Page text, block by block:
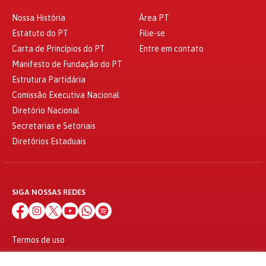
Nossa História
Estatuto do PT
Carta de Princípios do PT
Manifesto de Fundação do PT
Estrutura Partidária
Comissão Executiva Nacional
Diretório Nacional
Secretarias e Setoriais
Diretórios Estaduais
Área PT
Filie-se
Entre em contato
SIGA NOSSAS REDES
Termos de uso